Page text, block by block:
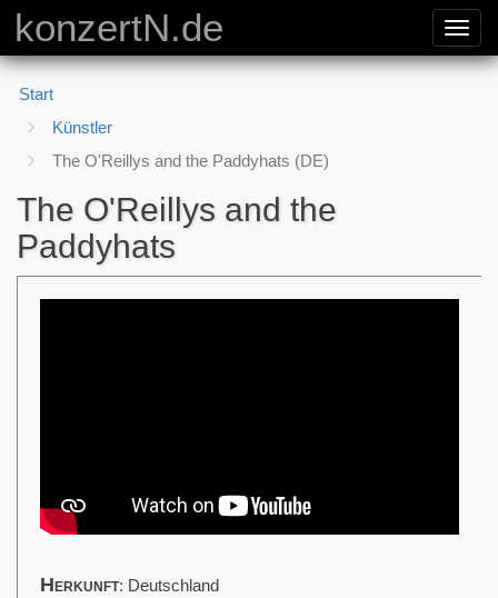
konzertN.de
Start
Künstler
The O'Reillys and the Paddyhats (DE)
The O'Reillys and the
Paddyhats
Herkunft: Deutschland